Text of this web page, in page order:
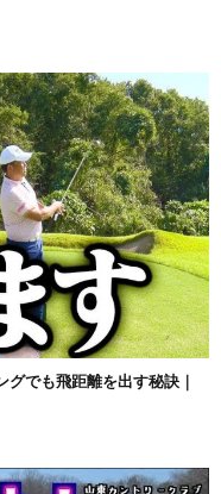
でも飛距離を出す秘訣｜